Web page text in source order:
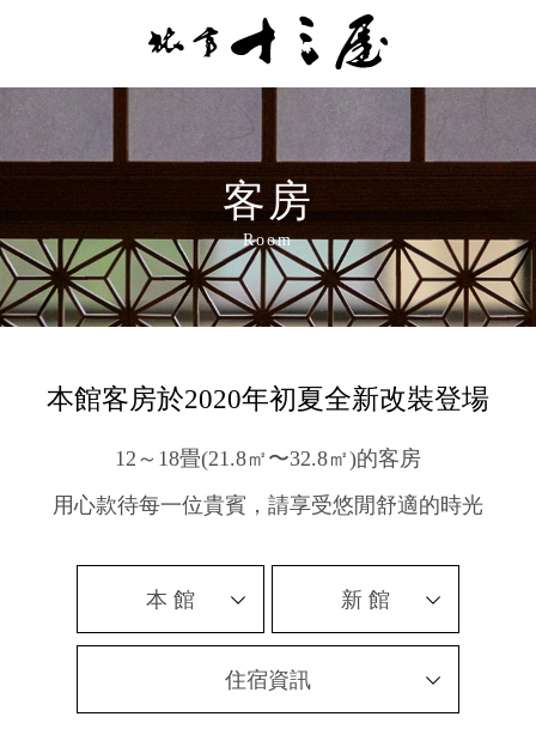
客房
Room
本館客房於2020年初夏全新改裝登場
12～18畳(21.8㎡〜32.8㎡)的客房
用心款待每一位貴賓， 請享受悠閒舒適的時光
本 館 新 館
住宿資訊